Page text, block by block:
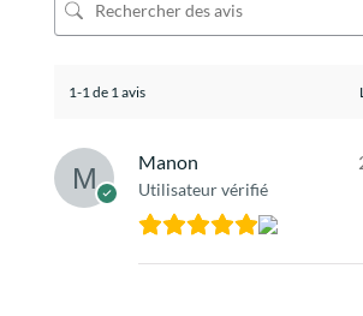
1-1 de 1 avis
Manon
Utilisateur vérifié